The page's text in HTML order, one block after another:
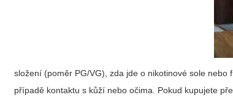
složení (poměr PG/VG), zda jde o nikotinové sole
případě kontaktu s kůží nebo očima. Pokud kupujete